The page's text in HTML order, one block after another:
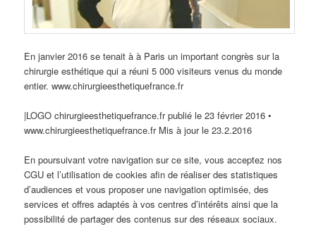
En janvier 2016 se tenait à à Paris un important congrès sur la
chirurgie esthétique qui a réuni 5 000 visiteurs venus du monde
entier. www.chirurgieesthetiquefrance.fr
|LOGO chirurgieesthetiquefrance.fr publié le 23 février 2016 •
www.chirurgieesthetiquefrance.fr Mis à jour le 23.2.2016
En poursuivant votre navigation sur ce site, vous acceptez nos
CGU et l’utilisation de cookies afin de réaliser des statistiques
d’audiences et vous proposer une navigation optimisée, des
services et offres adaptés à vos centres d’intérêts ainsi que la
possibilité de partager des contenus sur des réseaux sociaux.